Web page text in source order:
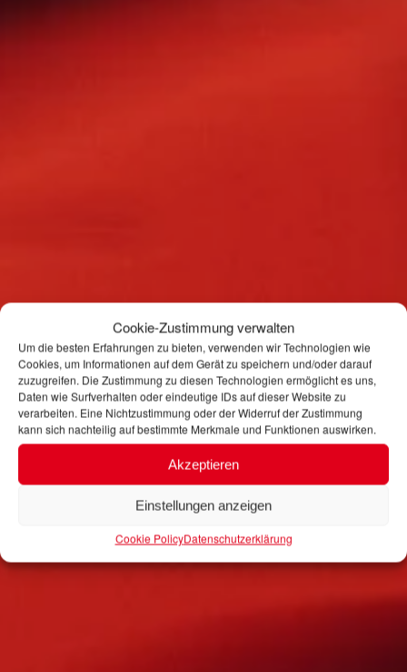
Cookie-Zustimmung verwalten
Um die besten Erfahrungen zu bieten, verwenden wir Technologien wie
Cookies, um Informationen auf dem Gerät zu speichern und/oder darauf
zuzugreifen. Die Zustimmung zu diesen Technologien ermöglicht es uns,
Daten wie Surfverhalten oder eindeutige IDs auf dieser Website zu
verarbeiten. Eine Nichtzustimmung oder der Widerruf der Zustimmung
kann sich nachteilig auf bestimmte Merkmale und Funktionen auswirken.
Akzeptieren
Einstellungen anzeigen
Cookie PolicyDatenschutzerklärung